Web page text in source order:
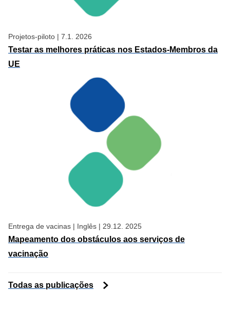
Projetos-piloto | 7.1. 2026
Testar as melhores práticas nos Estados-Membros da
UE
Entrega de vacinas | Inglês | 29.12. 2025
Mapeamento dos obstáculos aos serviços de
vacinação
Todas as publicações